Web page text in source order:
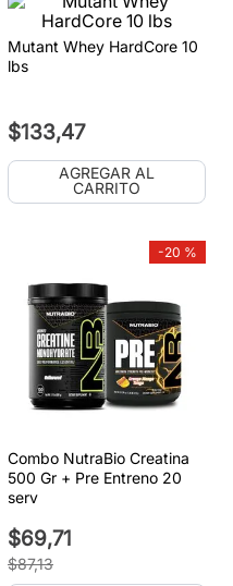
Mutant Whey HardCore 10
lbs
$133,47
AGREGAR AL
CARRITO
-20 %
Combo NutraBio Creatina
500 Gr + Pre Entreno 20
serv
$69,71
$87,13